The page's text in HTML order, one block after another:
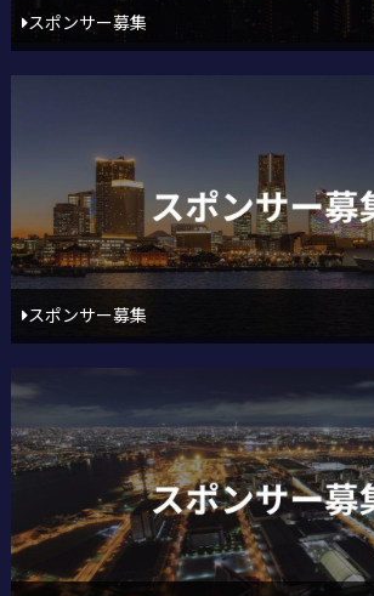
スポンサー募集
スポンサー募集